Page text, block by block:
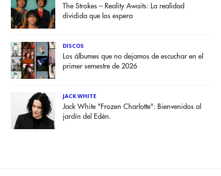
The Strokes – Reality Awaits: La realidad
dividida que los espera
DISCOS
Los álbumes que no dejamos de escuchar en el
primer semestre de 2026
JACK WHITE
Jack White "Frozen Charlotte": Bienvenidos al
jardín del Edén.